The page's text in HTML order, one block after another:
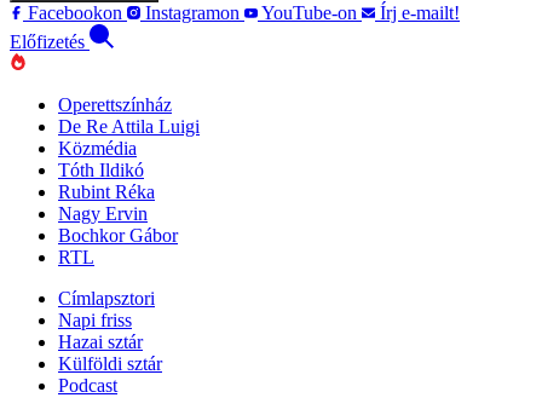
Facebookon Instagramon YouTube-on
Írj e-mailt!
Előfizetés
Operettszínház
De Re Attila Luigi
Közmédia
Tóth Ildikó
Rubint Réka
Nagy Ervin
Bochkor Gábor
RTL
Címlapsztori
Napi friss
Hazai sztár
Külföldi sztár
Podcast